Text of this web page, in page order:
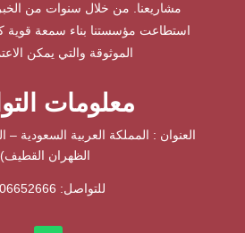
مشاريعنا. من خلال سنوات من
استطاعت مؤسستنا بناء سمعة قوية
الموثوقة والتي يمكن
معلومات
العنوان : المملكة العربية السعودية –
الظهران القطيف)
للتواصل: ⁦